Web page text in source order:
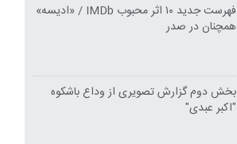
فهرست جدید ۱۰ اثر محبوب IMDb / «ادیسه»
همچنان در صدر
بخش دوم گزارش تصویری از وداع باشکوه
"اکبر عبدی"